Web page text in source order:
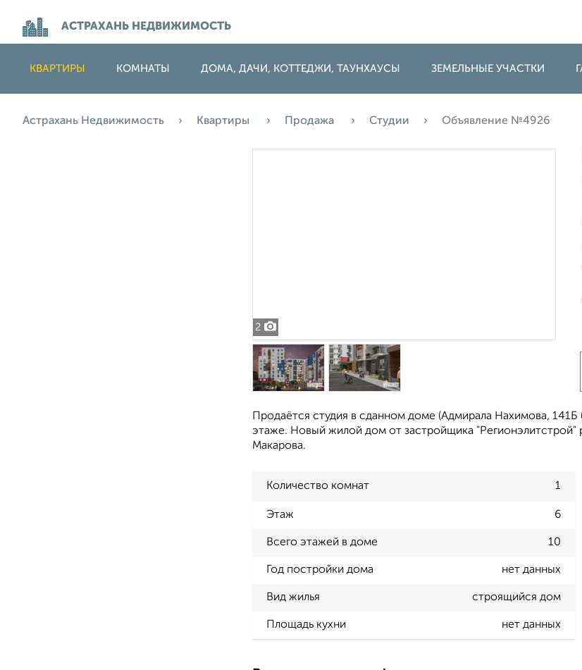
АСТРАХАНЬ НЕДВИЖИМОСТЬ
КВАРТИРЫ КОМНАТЫ ДОМА, ДАЧИ, КОТТЕДЖИ, ТАУНХАУСЫ ЗЕМЕЛЬНЫЕ УЧАСТКИ
Астрахань Недвижимость Квартиры Продажа Студии Объявление №4926
2
Продаётся студия в сданном доме (Адмирала Нахимова,
этаже. Новый жилой дом от застройщика "Регионэлитстрой"
Макарова.
Количество комнат 1
Этаж 6
Всего этажей в доме 10
Год постройки дома нет данных
Вид жилья строящийся дом
Площадь кухни нет данных